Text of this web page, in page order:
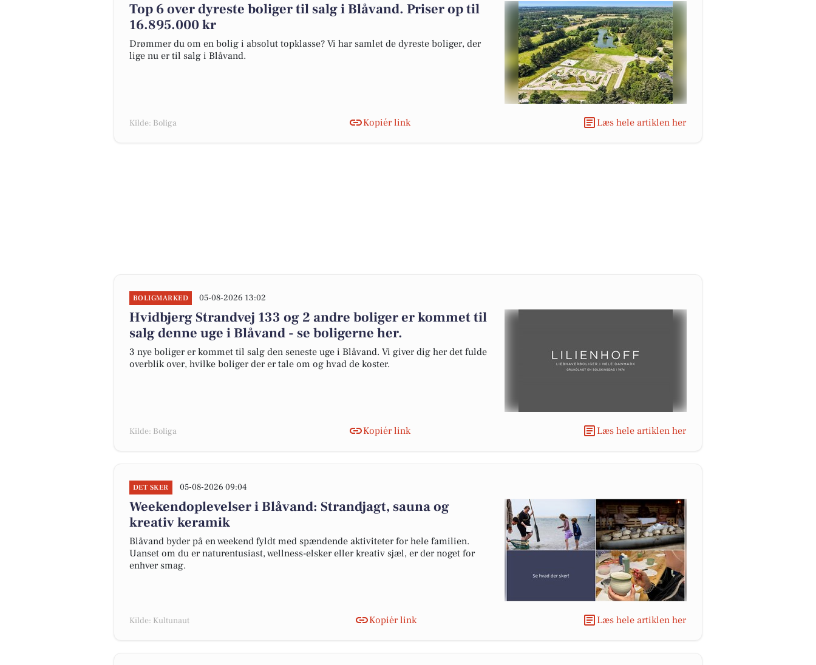
Top 6 over dyreste boliger til salg i Blåvand. Priser op til
16.895.000 kr
Drømmer du om en bolig i absolut topklasse? Vi har samlet de dyreste boliger, der
lige nu er til salg i Blåvand.
Kilde: Boliga Kopiér link Læs hele artiklen her
BOLIGMARKED 05-08-2026 13:02
Hvidbjerg Strandvej 133 og 2 andre boliger er kommet til
salg denne uge i Blåvand - se boligerne her.
3 nye boliger er kommet til salg den seneste uge i Blåvand. Vi giver dig her det fulde
overblik over, hvilke boliger der er tale om og hvad de koster.
Kilde: Boliga Kopiér link Læs hele artiklen her
DET SKER 05-08-2026 09:04
Weekendoplevelser i Blåvand: Strandjagt, sauna og
kreativ keramik
Blåvand byder på en weekend fyldt med spændende aktiviteter for hele familien.
Uanset om du er naturentusiast, wellness-elsker eller kreativ sjæl, er der noget for
enhver smag.
Kilde: Kultunaut Kopiér link Læs hele artiklen her